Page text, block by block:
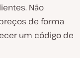
Não
de forma
um código de